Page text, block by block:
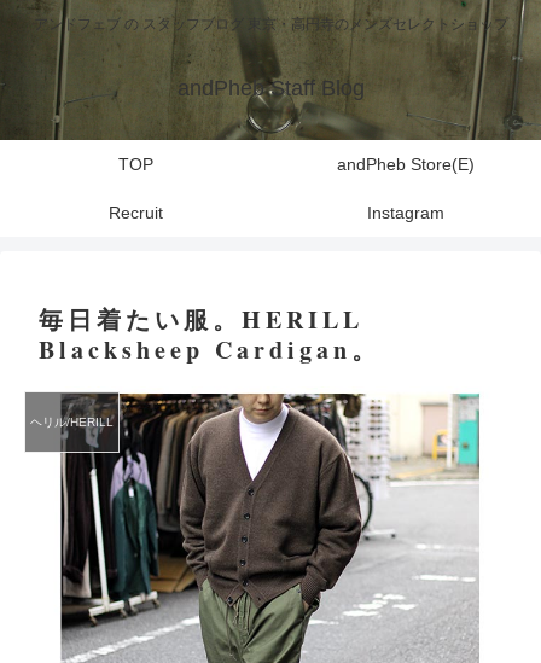
アンドフェブ の スタッフブログ 東京・高円寺のメンズセレクトショップ
andPheb Staff Blog
TOP andPheb Store(E)
Recruit Instagram
毎日着たい服。HERILL
Blacksheep Cardigan。
ヘリル/HERILL